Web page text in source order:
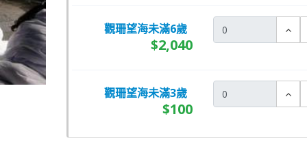
觀珊望海未滿6歲
$2,040
觀珊望海未滿3歲
$100